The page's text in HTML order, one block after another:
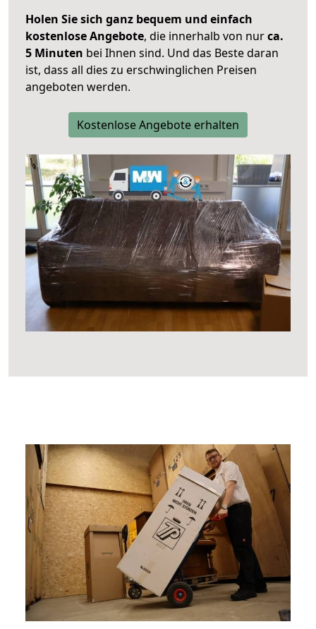
Holen Sie sich ganz bequem und einfach
kostenlose Angebote, die innerhalb von nurca.
5 Minuten bei Ihnen sind. Und das Beste daran
ist, dass all dies zu erschwinglichen Preisen
angeboten werden.
Kostenlose Angebote erhalten